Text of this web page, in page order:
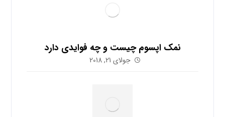
نمک اپسوم چیست و چه فوایدی دارد
جولای 21, 2018